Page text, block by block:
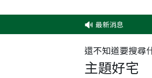
最新消息
還不知道要搜尋
主題好宅